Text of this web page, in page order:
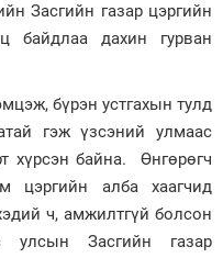
Засгийн газар цэргийн
байдлаа дахин гурван
бүрэн устгахын тулд
гэж үзсэний улмаас
хүрсэн байна. Өнгөрөгч
цэргийн алба хаагчид
ч, амжилтгүй болсон
Засгийн газар